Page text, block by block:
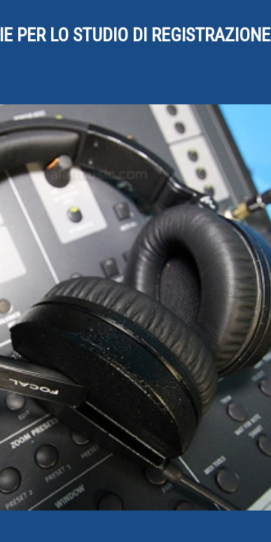
PER LO STUDIO DI REGISTRAZIONE